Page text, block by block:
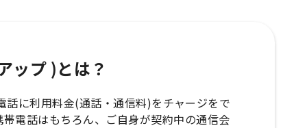
ップ )とは？
に利用料金(通話・通信料)をチャージをで
電話はもちろん、ご自身が契約中の通信会